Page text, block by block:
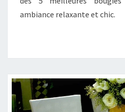
ambiance relaxante et chic.